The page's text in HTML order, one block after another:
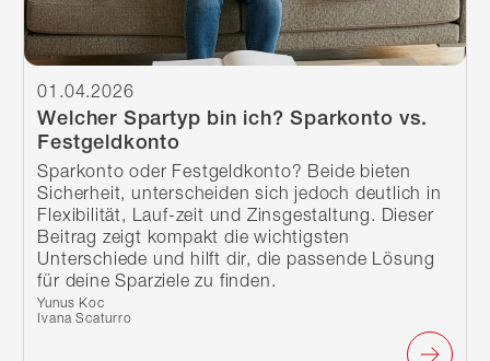
Welcher Spartyp bin ich? Sparkonto vs.
Festgeldkonto
01.04.2026
Sparkonto oder Festgeldkonto? Beide bieten
Sicherheit, unterscheiden sich jedoch deutlich in
Flexibilität, Lauf-zeit und Zinsgestaltung. Dieser
Beitrag zeigt kompakt die wichtigsten
Unterschiede und hilft dir, die passende Lösung
für deine Sparziele zu finden.
Verfasst von:
Yunus Koc
Ivana Scaturro